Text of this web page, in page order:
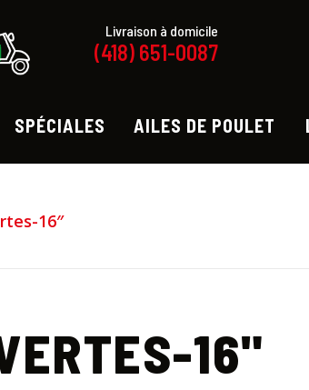
Livraison à domicile
(418) 651-0087
SPÉCIALES AILES DE POULET
16″
16"